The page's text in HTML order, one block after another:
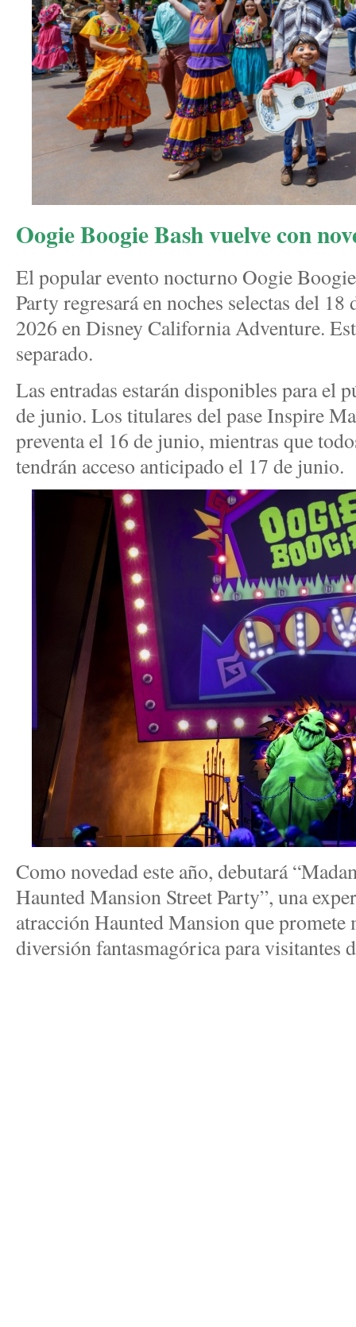
Oogie Boogie Bash vuelve con
El popular evento nocturno Oogie
Party regresará en noches selectas del
2026 en Disney California Adventure.
separado.
Las entradas estarán disponibles para el
de junio. Los titulares del pase Inspire
preventa el 16 de junio, mientras que
tendrán acceso anticipado el 17 de junio.
Como novedad este año, debutará
Haunted Mansion Street Party”, una
atracción Haunted Mansion que
diversión fantasmagórica para visitantes